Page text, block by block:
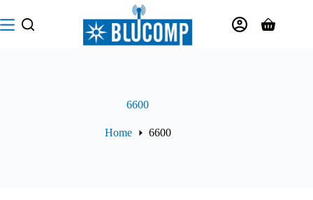
al
contenuto
Carrello
6600
Home 6600